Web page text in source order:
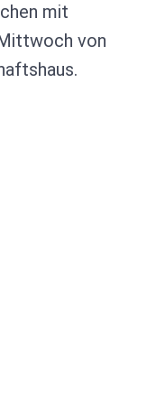
mit
von